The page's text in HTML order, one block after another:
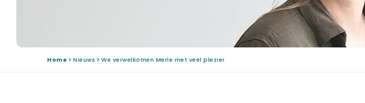
Home Nieuws We verwelkomen Merle met veel plezier